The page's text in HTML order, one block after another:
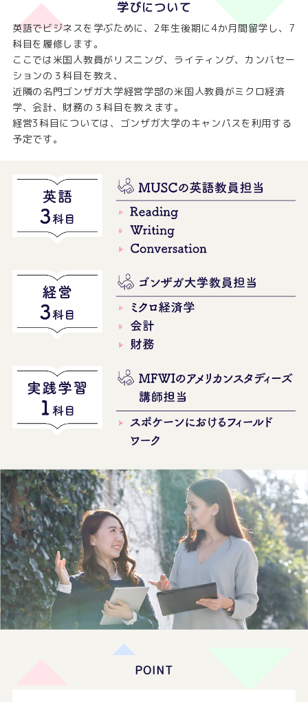
学びについて
英語でビジネスを学ぶために、2年生後期に4か月間留学し、7
科目を履修します。
ここでは米国人教員がリスニング、ライティング、カンバセー
ションの３科目を教え、
近隣の名門ゴンザガ大学経営学部の米国人教員がミクロ経済
学、会計、財務の３科目を教えます。
経営3科目については、ゴンザガ大学のキャンパスを利用する
予定です。
POINT